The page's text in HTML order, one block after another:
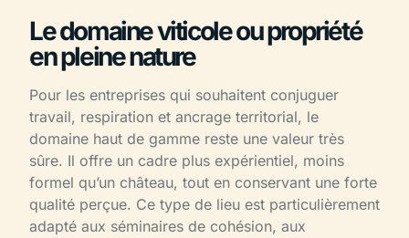
Le domaine viticole ou propriété
en pleine nature
Pour les entreprises qui souhaitent conjuguer
travail, respiration et ancrage territorial, le
domaine haut de gamme reste une valeur très
sûre. Il offre un cadre plus expérientiel, moins
formel qu’un château, tout en conservant une forte
qualité perçue. Ce type de lieu est particulièrement
adapté aux séminaires de cohésion, aux